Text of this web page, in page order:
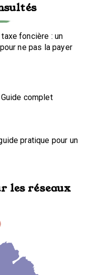
foncière : un
ne pas la payer
complet
pratique pour un
les réseaux